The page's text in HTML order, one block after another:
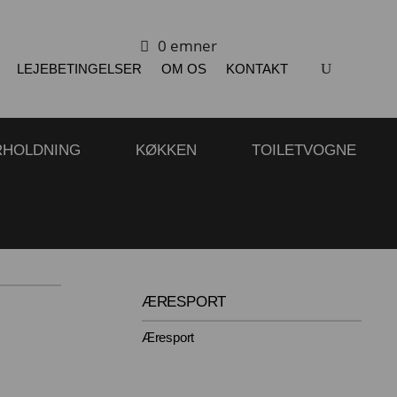
0 emner
LEJEBETINGELSER OM OS KONTAKT
KØKKEN TOILETVOGNE
ÆRESPORT
Æresport